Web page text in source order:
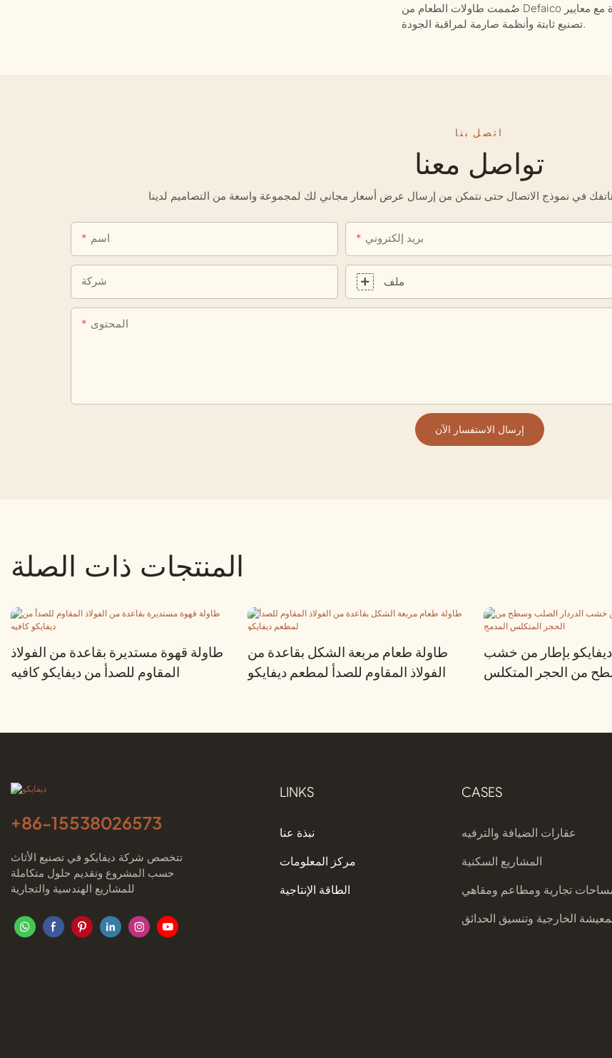
صُممت طاولات الطعام من Defaico لتوفير المتانة والجاذبية الجمالية والجودة العالية، وهي تقدم قيمة ممتازة مع معايير
تصنيع ثابتة وأنظمة صارمة لمراقبة الجودة.
اتصل بنا
تواصل معنا
اسم بريد إلكتروني
شركة ملف
المحتوى
إرسال الاستفسار الآن
المنتجات ذات الصلة
طاولة قهوة مستديرة بقاعدة من الفولاذ
المقاوم للصدأ من ديفايكو كافيه
طاولة طعام مربعة الشكل بقاعدة من
الفولاذ المقاوم للصدأ لمطعم ديفايكو
بإطار من خشب
من الحجر المتكلس
+86-15538026573
تتخصص شركة ديفايكو في تصنيع الأثاث
حسب المشروع وتقديم حلول متكاملة
للمشاريع الهندسية والتجارية
LINKS
نبذة عنا
مركز المعلومات
الطاقة الإنتاجية
CASES
عقارات الضيافة والترفيه
المشاريع السكنية
تجارية ومطاعم ومقاهي
الخارجية وتنسيق الحدائق